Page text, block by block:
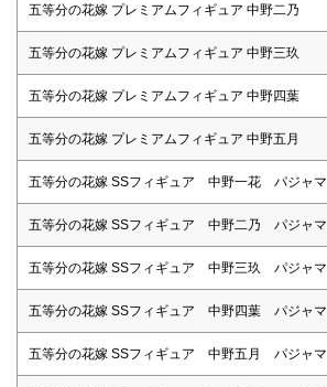
五等分の花嫁 プレミアムフィギュア 中野二乃
五等分の花嫁 プレミアムフィギュア 中野三玖
五等分の花嫁 プレミアムフィギュア 中野四葉
五等分の花嫁 プレミアムフィギュア 中野五月
五等分の花嫁 SSフィギュア 中野一花 パジャマ
五等分の花嫁 SSフィギュア 中野二乃 パジャマ
五等分の花嫁 SSフィギュア 中野三玖 パジャマ
五等分の花嫁 SSフィギュア 中野四葉 パジャマ
五等分の花嫁 SSフィギュア 中野五月 パジャマ